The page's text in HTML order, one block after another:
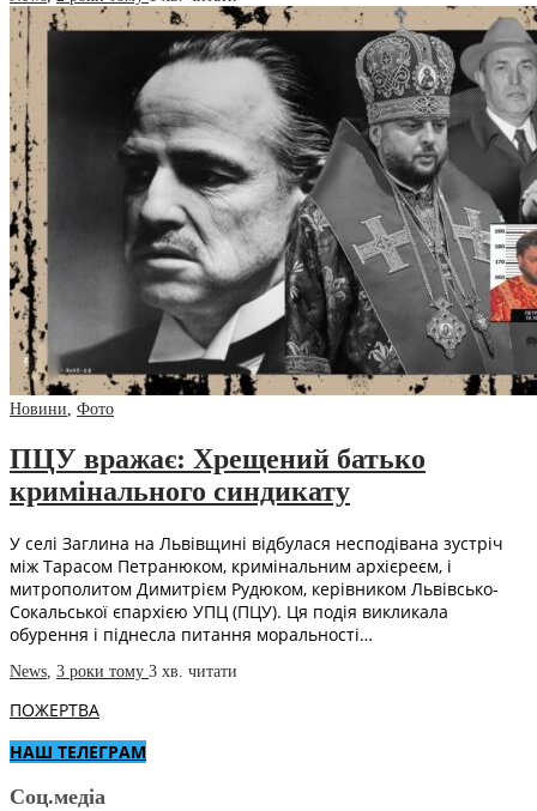
Новини, Фото
ПЦУ вражає: Хрещений батько
кримінального синдикату
У селі Заглина на Львівщині відбулася несподівана зустріч
між Тарасом Петранюком, кримінальним архієреєм, і
митрополитом Димитрієм Рудюком, керівником Львівсько-
Сокальської єпархією УПЦ (ПЦУ). Ця подія викликала
обурення і піднесла питання моральності…
News, 3 роки тому 3 хв. читати
ПОЖЕРТВА
НАШ ТЕЛЕГРАМ
Соц.медіа